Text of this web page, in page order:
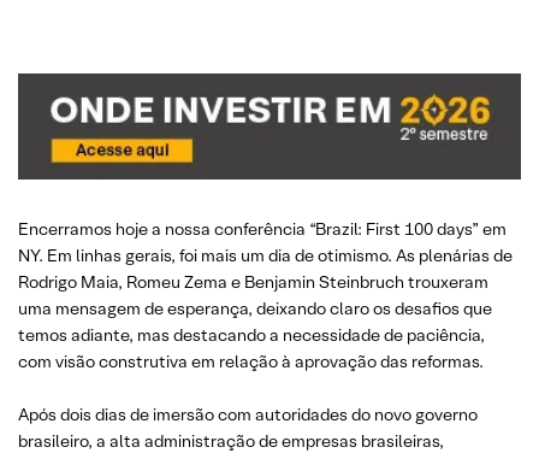
Encerramos hoje a nossa conferência “Brazil: First 100 days” em
NY. Em linhas gerais, foi mais um dia de otimismo. As plenárias de
Rodrigo Maia, Romeu Zema e Benjamin Steinbruch trouxeram
uma mensagem de esperança, deixando claro os desafios que
temos adiante, mas destacando a necessidade de paciência,
com visão construtiva em relação à aprovação das reformas.
Após dois dias de imersão com autoridades do novo governo
brasileiro, a alta administração de empresas brasileiras,